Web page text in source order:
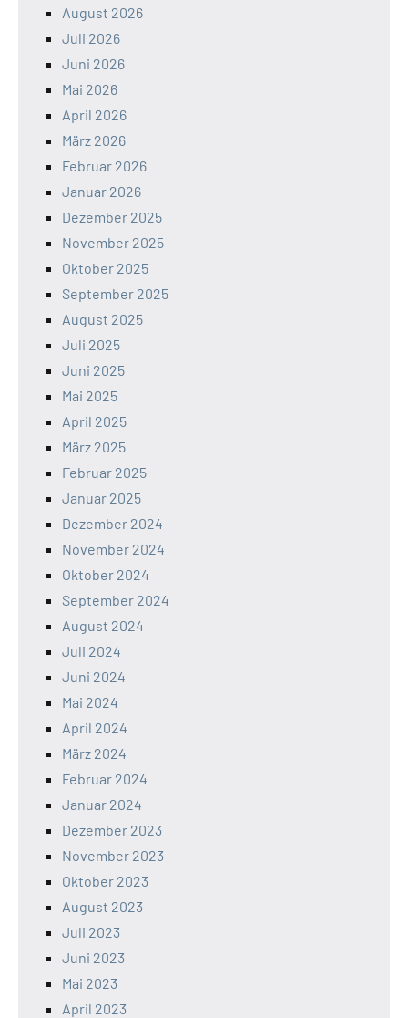
August 2026
Juli 2026
Juni 2026
Mai 2026
April 2026
März 2026
Februar 2026
Januar 2026
Dezember 2025
November 2025
Oktober 2025
September 2025
August 2025
Juli 2025
Juni 2025
Mai 2025
April 2025
März 2025
Februar 2025
Januar 2025
Dezember 2024
November 2024
Oktober 2024
September 2024
August 2024
Juli 2024
Juni 2024
Mai 2024
April 2024
März 2024
Februar 2024
Januar 2024
Dezember 2023
November 2023
Oktober 2023
August 2023
Juli 2023
Juni 2023
Mai 2023
April 2023